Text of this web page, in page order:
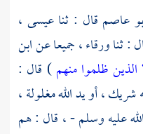
عاصم قال : ثناعيسى ،
: ثناورقاء ،جميعا عنابن
الذين ظلموا منهم) قال :
شريك ، أو يد الله مغلولة ،
عليه وسلم - ، قال : هم